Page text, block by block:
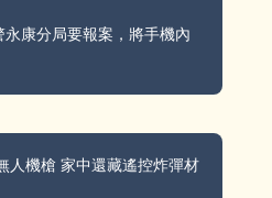
康分局要報案，將手機內
人機槍 家中還藏遙控炸彈材